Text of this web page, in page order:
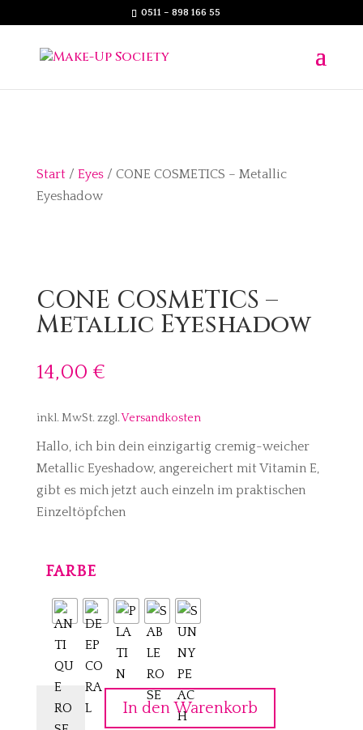
0511 – 898 166 55
Start/ Eyes/ CONE COSMETICS – Metallic
Eyeshadow
CONE COSMETICS –
Metallic Eyeshadow
14,00 €
inkl. MwSt. zzgl.Versandkosten
Hallo, ich bin dein einzigartig cremig-weicher
Metallic Eyeshadow, angereichert mit Vitamin E,
gibt es mich jetzt auch einzeln im praktischen
Einzeltöpfchen
FARBE
CONE
COSMETICSIn den Warenkorb